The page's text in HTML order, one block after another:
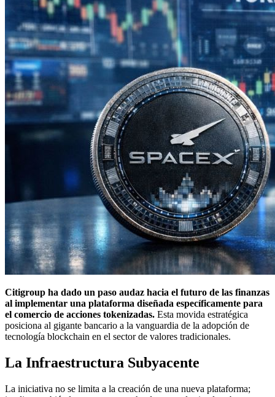
Citigroup ha dado un paso audaz hacia el futuro de las finanzas
al implementar una plataforma diseñada específicamente para
el comercio de acciones tokenizadas. Esta movida estratégica
posiciona al gigante bancario a la vanguardia de la adopción de
tecnología blockchain en el sector de valores tradicionales.
La Infraestructura Subyacente
La iniciativa no se limita a la creación de una nueva plataforma;